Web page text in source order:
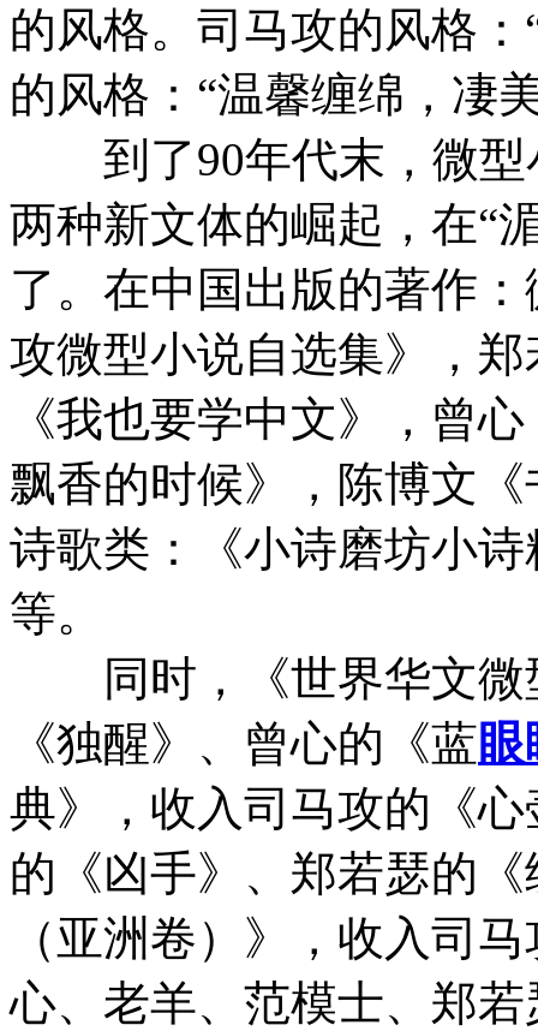
的风格。司马攻的风格
的风格：“温馨缠绵，凄
到了90年代末，微型
两种新文体的崛起，在“
了。在中国出版的著作
攻微型小说自选集》，
《我也要学中文》，曾
飘香的时候》，陈博文
诗歌类：《小诗磨坊小
等。
同时，《世界华文微
《独醒》、曾心的《蓝
典》，收入司马攻的《
的《凶手》、郑若瑟的
（亚洲卷）》，收入司
心、老羊、范模士、郑